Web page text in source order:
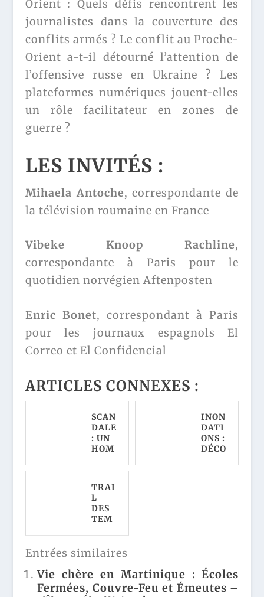
Orient : Quels défis rencontrent les
journalistes dans la couverture des
conflits armés ? Le conflit au Proche-
Orient a-t-il détourné l’attention de
l’offensive russe en Ukraine ? Les
plateformes numériques jouent-elles
un rôle facilitateur en zones de
guerre ?
LES INVITÉS :
Mihaela Antoche, correspondante de
la télévision roumaine en France
Vibeke Knoop Rachline,
correspondante à Paris pour le
quotidien norvégien Aftenposten
Enric Bonet, correspondant à Paris
pour les journaux espagnols El
Correo et El Confidencial
ARTICLES CONNEXES :
SCAN
DALE
: UN
HOM
EN
MÉT
RO
PARI
SIEN
UN
LLOT
"ANT
INON
DATI
ONS :
DÉCO
OS À
RIVE
-DE-
TRAI
L
DES
TEM
DÉCO
EZ
L'INC
ROYA
Entrées similaires
Vie chère en Martinique : Écoles
Fermées, Couvre-Feu et Émeutes –